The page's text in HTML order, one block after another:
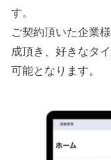
す。
ご契約頂いた企業
成頂き、好きなタ
可能となります。